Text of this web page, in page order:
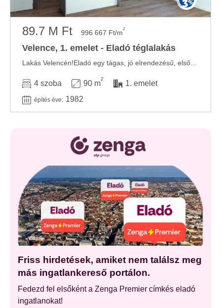
89.7 M Ft 996 667 Ft/m2
Velence, 1. emelet - Eladó téglalakás
4 szoba 90 m
2
1. emelet
építés éve: 1982
Friss hirdetések, amiket nem találsz meg
más ingatlankereső portálon.
Fedezd fel elsőként a Zenga Premier címkés eladó
ingatlanokat!